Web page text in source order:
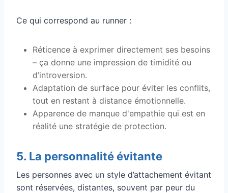
Ce qui correspond au runner :
Réticence à exprimer directement ses besoins
– ça donne une impression de timidité ou
d’introversion.
Adaptation de surface pour éviter les conflits,
tout en restant à distance émotionnelle.
Apparence de manque d'empathie qui est en
réalité une stratégie de protection.
5. La personnalité évitante
Les personnes avec un style d’attachement évitant
sont réservées, distantes, souvent par peur du